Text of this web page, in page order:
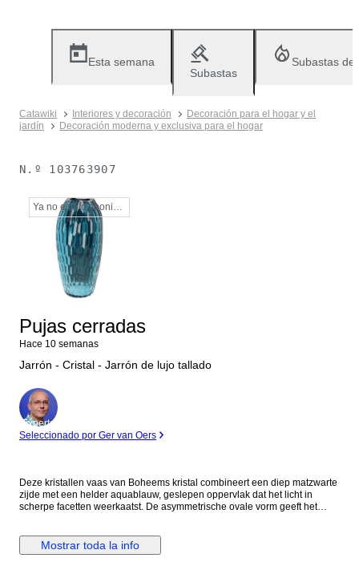
Esta semana
Subastas
Subastas
Catawiki Interiores y decoración
Decoración para el hogar y el
jardín
Decoración moderna y exclusiva para el hogar
N.º 103763907
Ya no está disponible
Pujas cerradas
Hace 10 semanas
Jarrón - Cristal - Jarrón de lujo tallado
Experto
Seleccionado por Ger van Oers
Deze kristallen vaas van Boheems kristal combineert een diep matzwarte
zijde met een helder aquablauw, geslepen oppervlak dat het licht in
scherpe facetten weerkaatst. De asymmetrische ovale vorm geeft het
Boheems kristal. Hoogte 37 cm. Gemarkeerd op de bodem met het merk
Kristallin Bohême. Een luxe designobject met galeriewaardige uitstraling.
Mostrar toda la info